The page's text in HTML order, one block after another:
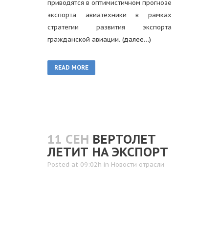
приводятся в оптимистичном прогнозе
экспорта авиатехники в рамках
стратегии развития экспорта
гражданской авиации. (далее…)
READ MORE
11 СЕН ВЕРТОЛЕТ
ЛЕТИТ НА ЭКСПОРТ
Posted at 09:02h in Новости отрасли